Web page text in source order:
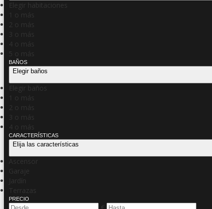
Elegir habitaciones
1 o más
2 o más
3 o más
4 o más
5 o más
BAÑOS
Elegir baños
Elegir baños
1 o más
2 o más
3 o más
4 o más
CARACTERÍSTICAS
Elija las características
Ascensor
Garaje
Jardín
Terrazas
PRECIO